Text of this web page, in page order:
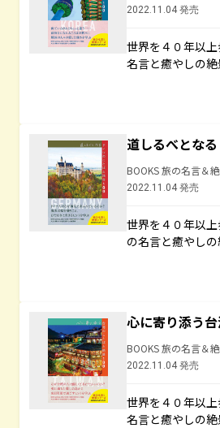
2022.11.04 発売
世界を４０年以
名言と癒やしの絶
道しるべとな
BOOKS 旅の名言＆
2022.11.04 発売
世界を４０年以
の名言と癒やし
心に寄り添う
BOOKS 旅の名言＆
2022.11.04 発売
世界を４０年以
名言と癒やしの絶